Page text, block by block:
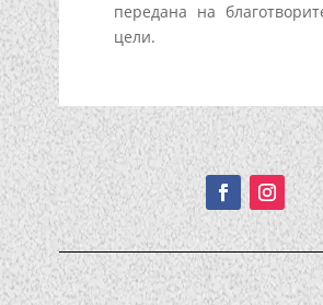
передана на
цели.